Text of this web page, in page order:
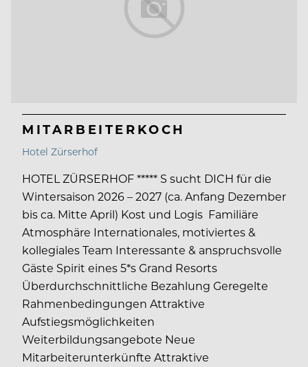
MITARBEITERKOCH
Hotel Zürserhof
HOTEL ZÜRSERHOF ***** S sucht DICH für die
Wintersaison 2026 – 2027 (ca. Anfang Dezember
bis ca. Mitte April) Kost und Logis Familiäre
Atmosphäre Internationales, motiviertes &
kollegiales Team Interessante & anspruchsvolle
Gäste Spirit eines 5*s Grand Resorts
Überdurchschnittliche Bezahlung Geregelte
Rahmenbedingungen Attraktive
Aufstiegsmöglichkeiten
Weiterbildungsangebote Neue
Mitarbeiterunterkünfte Attraktive